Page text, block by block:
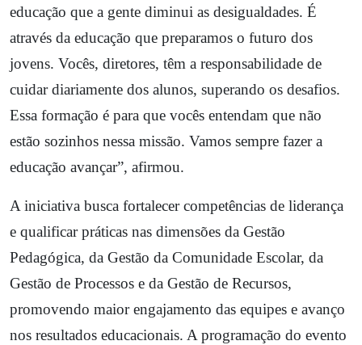
educação que a gente diminui as desigualdades. É
através da educação que preparamos o futuro dos
jovens. Vocês, diretores, têm a responsabilidade de
cuidar diariamente dos alunos, superando os desafios.
Essa formação é para que vocês entendam que não
estão sozinhos nessa missão. Vamos sempre fazer a
educação avançar”, afirmou.
A iniciativa busca fortalecer competências de liderança
e qualificar práticas nas dimensões da Gestão
Pedagógica, da Gestão da Comunidade Escolar, da
Gestão de Processos e da Gestão de Recursos,
promovendo maior engajamento das equipes e avanço
nos resultados educacionais. A programação do evento